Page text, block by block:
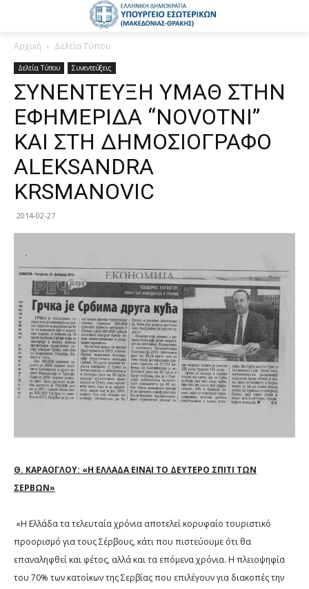
Αρχική Δελτία Τύπου
Δελτία Τύπου Συνεντεύξεις
ΣΥΝΕΝΤΕΥΞΗ ΥΜΑΘ ΣΤΗΝ
ΕΦΗΜΕΡΙΔΑ “NOVOTNI”
KAI ΣΤΗ ΔΗΜΟΣΙΟΓΡΑΦΟ
ALEKSANDRA
KRSMANOVIC
2014-02-27
Θ. ΚΑΡΑΟΓΛΟΥ: «Η ΕΛΛΑΔΑ ΕΙΝΑΙ ΤΟ ΔΕΥΤΕΡΟ ΣΠΙΤΙ ΤΩΝ
ΣΕΡΒΩΝ»
«Η Ελλάδα τα τελευταία χρόνια αποτελεί κορυφαίο τουριστικό
προορισμό για τους Σέρβους, κάτι που πιστεύουμε ότι θα
επαναληφθεί και φέτος, αλλά και τα επόμενα χρόνια. Η πλειοψηφία
του 70% των κατοίκων της Σερβίας που επιλέγουν για διακοπές την